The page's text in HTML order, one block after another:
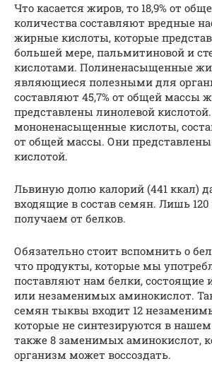
Что касается жиров, то 18,9% от
количества составляют вредные
жирные кислоты, которые
большей мере, пальмитиновой и
кислотами. Полиненасыщенные
являющиеся полезными для
составляют 45,7% от общей массы
представлены линолевой
мононенасыщенные кислоты,
от общей массы. Они
кислотой.
Львиную долю калорий (441 ккал)
входящие в состав семян. Лишь
получаем от белков.
Обязательно стоит вспомнить о
что продукты, которые мы
поставляют нам белки, состоящие
или незаменимых аминокислот.
семян тыквы входит 12
которые не синтезируются в
также 8 заменимых аминокислот,
организм может воссоздать.